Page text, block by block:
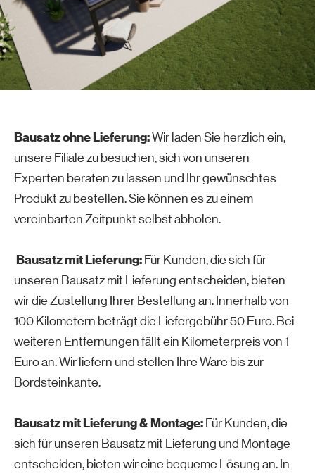
Bausatz ohne Lieferung:Wir laden Sie herzlich ein,
unsere Filiale zu besuchen, sich von unseren
Experten beraten zu lassen und Ihr gewünschtes
Produkt zu bestellen. Sie können es zu einem
vereinbarten Zeitpunkt selbst abholen.
Bausatz mit Lieferung: Für Kunden, die sich für
unseren Bausatz mit Lieferung entscheiden, bieten
wir die Zustellung Ihrer Bestellung an. Innerhalb von
100 Kilometern beträgt die Liefergebühr 50 Euro. Bei
weiteren Entfernungen fällt ein Kilometerpreis von 1
Euro an. Wir liefern und stellen Ihre Ware bis zur
Bordsteinkante.
Bausatz mit Lieferung & Montage: Für Kunden, die
sich für unseren Bausatz mit Lieferung und Montage
entscheiden, bieten wir eine bequeme Lösung an. In